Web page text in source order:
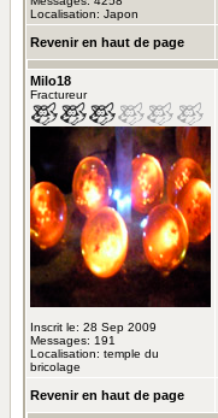
Localisation: Japon
Revenir en haut de page
Milo18
Fractureur
Inscrit le: 28 Sep 2009
Messages: 191
Localisation: temple du
bricolage
Revenir en haut de page